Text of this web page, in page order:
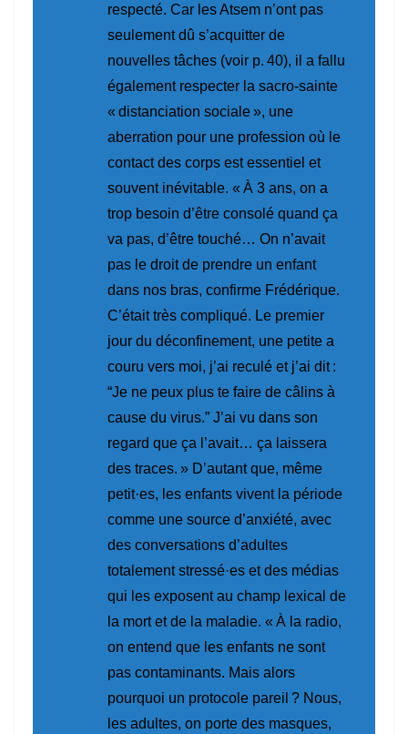
respecté. Car les Atsem n’ont pas
seulement dû s’acquitter de
nouvelles tâches (voir p. 40), il a fallu
également respecter la sacro-sainte
« distanciation sociale », une
aberration pour une profession où le
contact des corps est essentiel et
souvent inévitable. « À 3 ans, on a
trop besoin d’être consolé quand ça
va pas, d’être touché… On n’avait
pas le droit de prendre un enfant
dans nos bras, confirme Frédérique.
C’était très compliqué. Le premier
jour du déconfinement, une petite a
couru vers moi, j’ai reculé et j’ai dit :
“Je ne peux plus te faire de câlins à
cause du virus.” J’ai vu dans son
regard que ça l’avait… ça laissera
des traces. » D’autant que, même
petit·es, les enfants vivent la période
comme une source d’anxiété, avec
des conversations d’adultes
totalement stressé·es et des médias
qui les exposent au champ lexical de
la mort et de la maladie. « À la radio,
on entend que les enfants ne sont
pas contaminants. Mais alors
pourquoi un protocole pareil ? Nous,
les adultes, on porte des masques,